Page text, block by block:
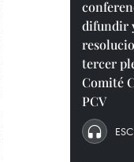
difundir
tercer
Comité
PCV